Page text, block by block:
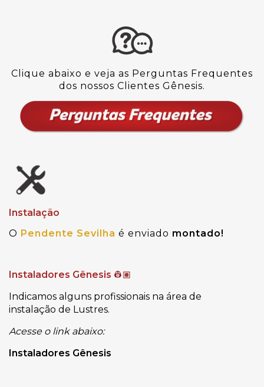
Clique abaixo e veja as Perguntas Frequentes
dos nossos Clientes Gênesis.
Instalação
O Pendente Sevilha é enviado montado!
Instaladores Gênesis 👷🏽
Indicamos alguns profissionais na área de
instalação de Lustres.
Acesse o link abaixo:
Instaladores Gênesis